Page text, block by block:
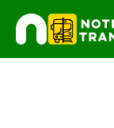
para
o